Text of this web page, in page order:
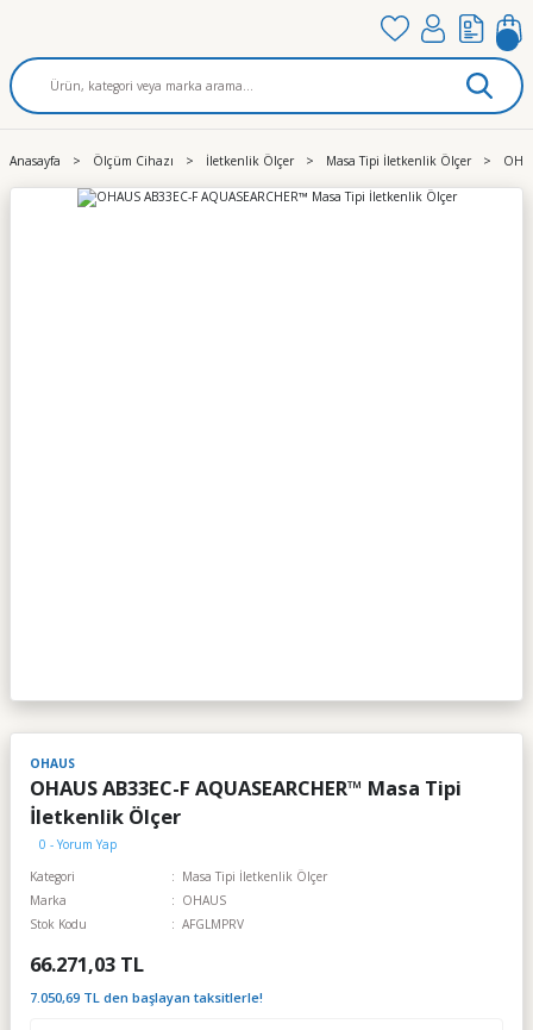
Anasayfa Ölçüm Cihazı İletkenlik Ölçer Masa Tipi İletkenlik Ölçer
OHAUS
OHAUS AB33EC-F AQUASEARCHER™ Masa Tipi
İletkenlik Ölçer
0 - Yorum Yap
Kategori
Masa Tipi İletkenlik Ölçer
Marka
OHAUS
Stok Kodu
AFGLMPRV
66.271,03 TL
7.050,69 TL den başlayan taksitlerle!